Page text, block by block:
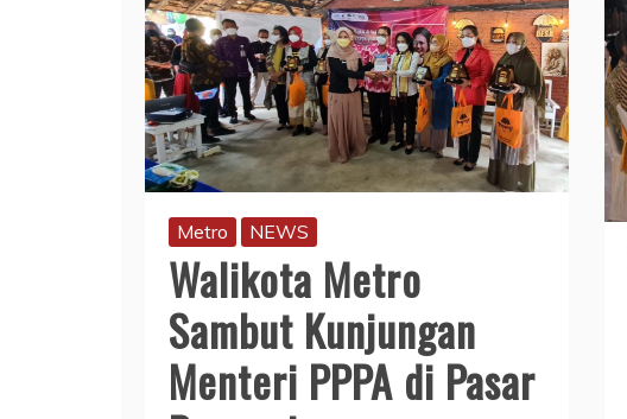
Metro NEWS
Walikota Metro
Sambut Kunjungan
Menteri PPPA di Pasar